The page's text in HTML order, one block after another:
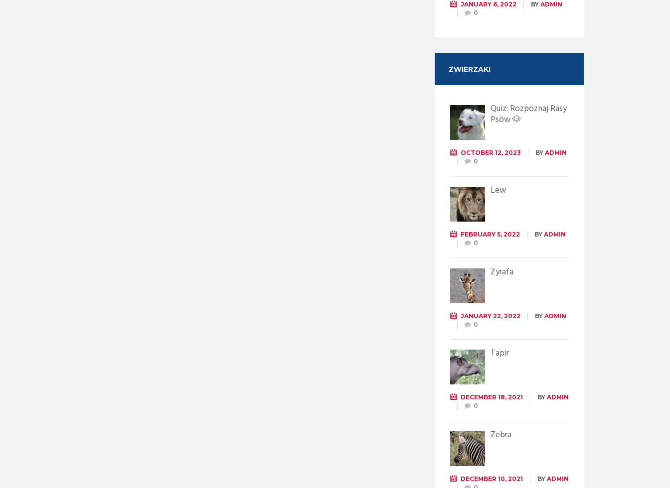
JANUARY 6, 2022 BY ADMIN
0
ZWIERZAKI
Quiz: Rozpoznaj Rasy
Psów 🐶
OCTOBER 12, 2023 BY ADMIN
0
Lew
FEBRUARY 5, 2022 BY ADMIN
0
Żyrafa
JANUARY 22, 2022 BY ADMIN
0
Tapir
DECEMBER 18, 2021 BY ADMIN
0
Zebra
DECEMBER 10, 2021 BY ADMIN